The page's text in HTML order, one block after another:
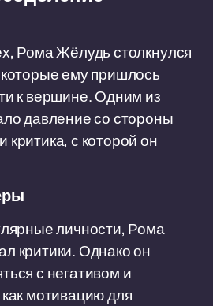
Рома Жёлудь столкнулся
ему пришлось
к вершине. Одним из
давление со стороны
с которой он
личности, Рома
критики. Однако он
с негативом и
мотивацию для